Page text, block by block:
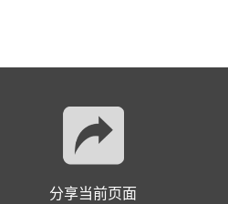
分享当前页面